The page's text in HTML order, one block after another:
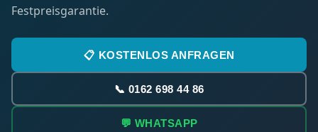
Festpreisgarantie.
📋 KOSTENLOS ANFRAGEN
📞 0162 698 44 86
💬 WHATSAPP